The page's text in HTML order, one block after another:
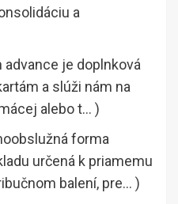
a
advance je doplnková
a slúži nám na
alebo t… )
forma
určená k priamemu
balení, pre… )